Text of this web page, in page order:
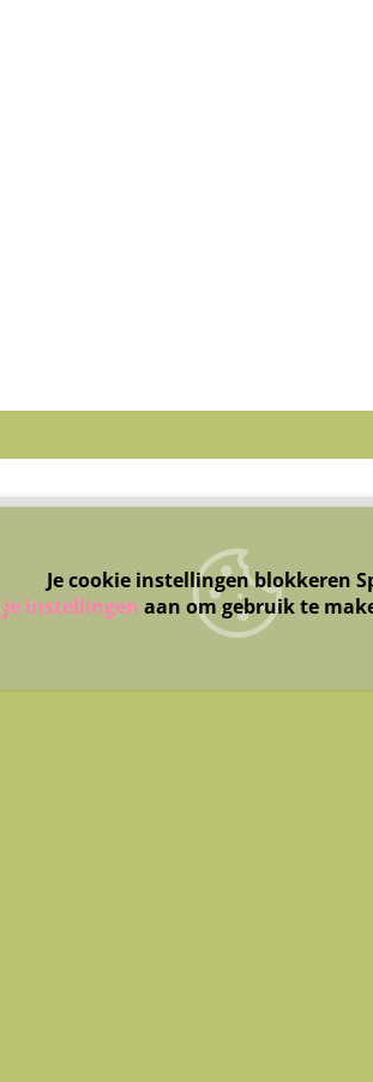
Je cookie instellingen blokkeren
je instellingen aan om gebruik te